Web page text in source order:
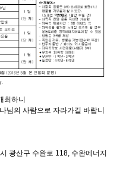
최하니
님의 사람으로 자라가길 바랍니
광산구 수완로 118, 수완에너지